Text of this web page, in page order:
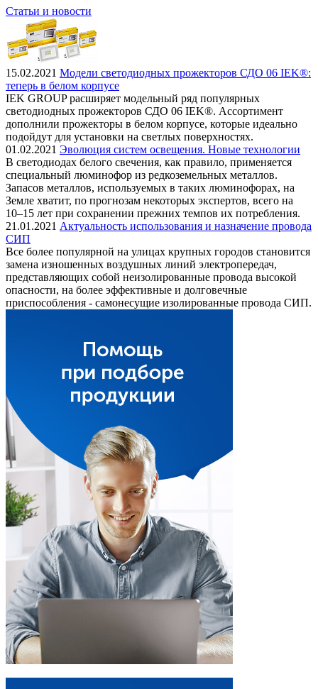
Статьи и новости
15.02.2021 Модели светодиодных прожекторов СДО 06 IEK®:
теперь в белом корпусе
IEK GROUP расширяет модельный ряд популярных
светодиодных прожекторов СДО 06 IEK®. Ассортимент
дополнили прожекторы в белом корпусе, которые идеально
подойдут для установки на светлых поверхностях.
01.02.2021 Эволюция систем освещения. Новые технологии
В светодиодах белого свечения, как правило, применяется
специальный люминофор из редкоземельных металлов.
Запасов металлов, используемых в таких люминофорах, на
Земле хватит, по прогнозам некоторых экспертов, всего на
10–15 лет при сохранении прежних темпов их потребления.
21.01.2021 Актуальность использования и назначение провода
СИП
Все более популярной на улицах крупных городов становится
замена изношенных воздушных линий электропередач,
представляющих собой неизолированные провода высокой
опасности, на более эффективные и долговечные
приспособления - самонесущие изолированные провода СИП.